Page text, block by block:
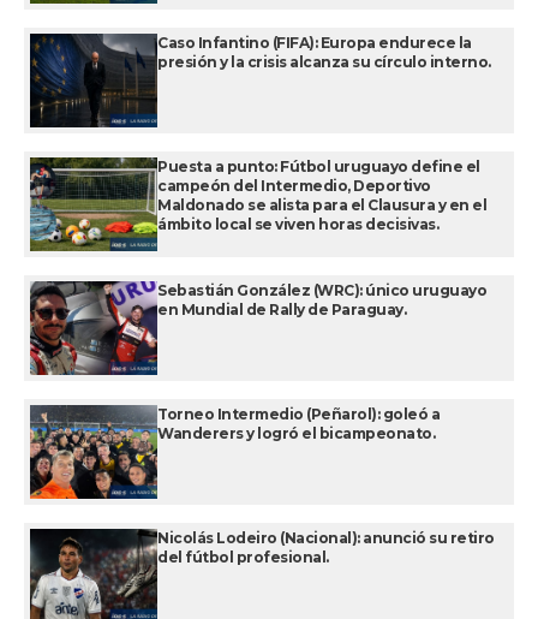
Caso Infantino (FIFA): Europa endurece la
presión y la crisis alcanza su círculo interno.
Puesta a punto: Fútbol uruguayo define el
campeón del Intermedio, Deportivo
Maldonado se alista para el Clausura y en el
ámbito local se viven horas decisivas.
Sebastián González (WRC): único uruguayo
en Mundial de Rally de Paraguay.
Torneo Intermedio (Peñarol): goleó a
Wanderers y logró el bicampeonato.
Nicolás Lodeiro (Nacional): anunció su retiro
del fútbol profesional.